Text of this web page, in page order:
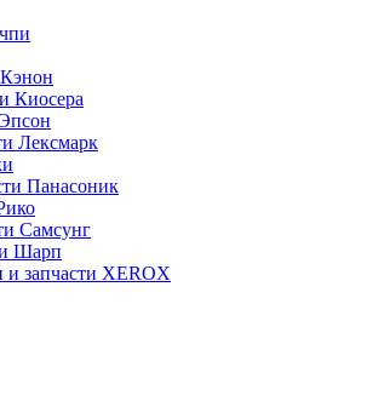
Киосера
Лексмарк
Панасоник
Самсунг
Шарп
запчасти XEROX